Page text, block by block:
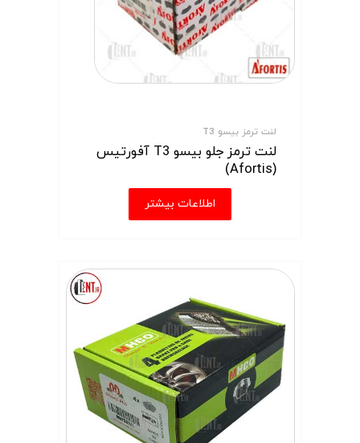
لنت ترمز بیسو T3
لنت ترمز جلو بیسو T3 آفورتیس
(Afortis)
اطلاعات بیشتر